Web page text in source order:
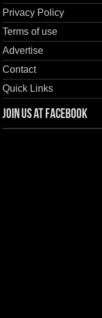
Privacy Policy
Terms of use
Advertise
Contact
Quick Links
Join us at Facebook